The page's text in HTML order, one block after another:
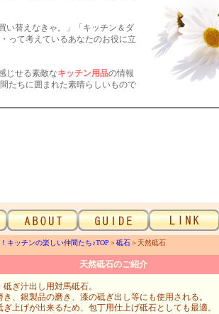
い替えなきゃ。」「キッチン＆ダ
じせる素敵なキッチン用品の情報
キッチンの楽しい仲間たち♪TOP ＞砥石＞天然砥石
天然砥石のご紹介
ぎ汁出し用対馬砥石。
き、銀製品の磨き、漆の砥ぎ出し等にも使用される。
ぎ上げが出来るため、包丁用仕上げ砥石としても最適。